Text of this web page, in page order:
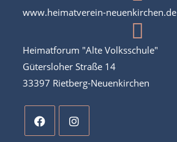
www.heimatverein-neuenkirchen.de
Heimatforum "Alte Volksschule"
Gütersloher Straße 14
33397 Rietberg-Neuenkirchen